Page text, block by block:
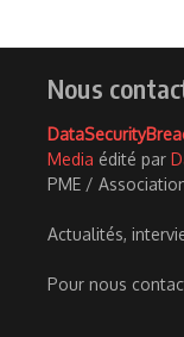
Nous
Media édité par
PME /
Actualités,
Pour nous